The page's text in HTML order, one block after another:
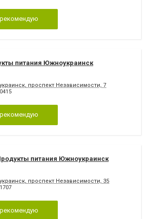
питания Южноукраинск
проспект Независимости, 7
питания Южноукраинск
проспект Независимости, 35